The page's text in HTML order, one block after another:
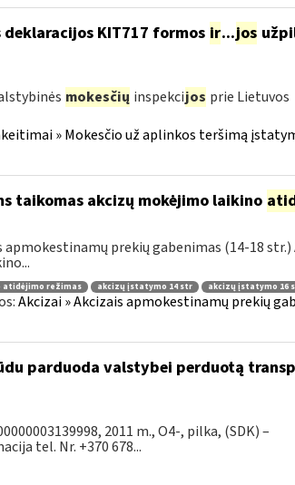
KIT717 formos ir...jos
mokesčių inspekcijos prie Lietuvos
» Mokesčio už aplinkos teršimą
taikomas akcizų mokėjimo laikino
prekių gabenimas (14-18 str.)
atidėjimo režimas akcizų įstatymo 14 str
akcizų įstatymo 16
Akcizai » Akcizais apmokestinamų prekių
parduoda valstybei perduotą
2011 m., O4-, pilka, (SDK) –
tel. Nr. +370 678...